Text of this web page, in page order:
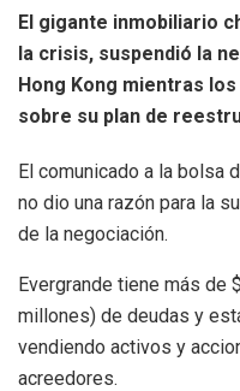
El gigante inmobiliario
la crisis, suspendió la
Hong Kong mientras
sobre su plan de
El comunicado a la bolsa
no dio una razón para la
de la negociación.
Evergrande tiene más de
millones) de deudas y
vendiendo activos y
acreedores.